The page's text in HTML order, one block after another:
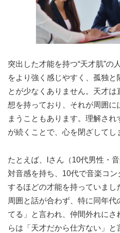
突出した才能を持つ“天才肌”の
をより強く感じやすく、孤独と
とが少なくありません。天才
想を持っており、それが周囲に
まうこともあります。理解さ
が続くことで、心を閉ざしてし
たとえば、Iさん（10代男性・
対音感を持ち、10代で音楽コ
するほどの才能を持っていまし
周囲と話が合わず、特に同年代
てる」と言われ、仲間外れに
らは「天才だから仕方ない」と